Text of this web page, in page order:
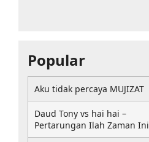
Popular
Aku tidak percaya MUJIZAT
Daud Tony vs hai hai –
Pertarungan Ilah Zaman Ini